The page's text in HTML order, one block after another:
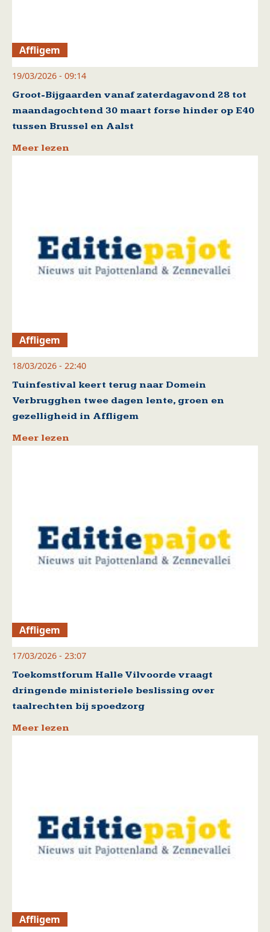
Affligem
19/03/2026 - 09:14
Groot-Bijgaarden vanaf zaterdagavond 28 tot
maandagochtend 30 maart forse hinder op E40
tussen Brussel en Aalst
Meer lezen
Affligem
18/03/2026 - 22:40
Tuinfestival keert terug naar Domein
Verbrugghen twee dagen lente, groen en
gezelligheid in Affligem
Meer lezen
Affligem
17/03/2026 - 23:07
Toekomstforum Halle Vilvoorde vraagt
dringende ministeriele beslissing over
taalrechten bij spoedzorg
Meer lezen
Affligem